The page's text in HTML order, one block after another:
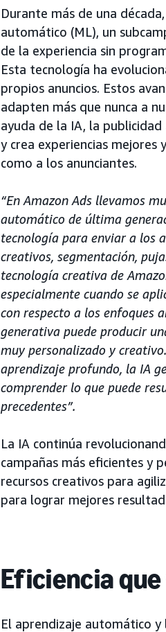
Durante más de una
automático (ML), un
de la experiencia sin
Esta tecnología ha
propios anuncios. Estos
adapten más que nunca a
ayuda de la IA, la
y crea experiencias
como a los anunciantes.
“En Amazon Ads llevamos
automático de última
tecnología para enviar a los
creativos, segmentación,
tecnología creativa de
especialmente cuando se
con respecto a los enfoques
generativa puede producir
muy personalizado y
aprendizaje profundo, la IA
comprender lo que puede
precedentes”.
La IA continúa
campañas más eficientes y
recursos creativos para
para lograr mejores
Eficiencia que
El aprendizaje automático y